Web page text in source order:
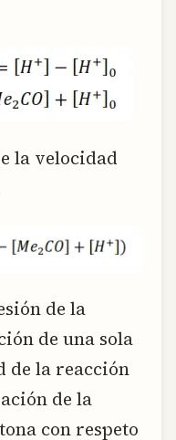
la velocidad
de la
de una sola
de la reacción
de la
con respeto